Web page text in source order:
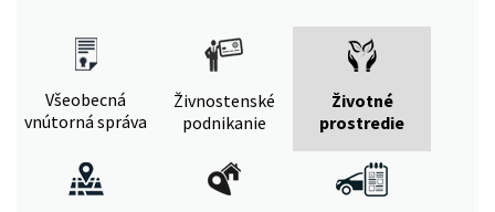
Všeobecná
vnútorná správa
Živnostenské
podnikanie
Životné
prostredie